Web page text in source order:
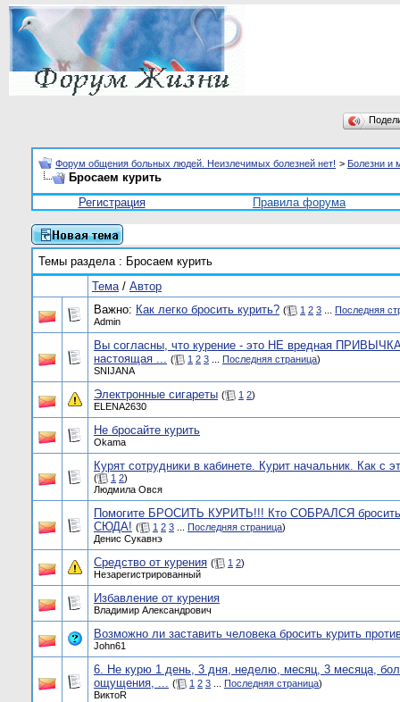
Форум общения больных людей. Неизлечимых болезней нет! > Болезни и
Бросаем курить
Регистрация
Правила форума
Темы раздела: Бросаем курить
Тема/ Автор
Важно: Как легко бросить курить? ( 1 2 3
Последняя
Admin
Вы согласны, что курение - это НЕ вредная
настоящая ... ( 1 2 3 Последняя страница)
SNIJANA
Электронные сигареты ( 1 2)
ELENA2630
Не бросайте курить
Okama
Курят сотрудники в кабинете. Курит начальник. Как с
( 1 2)
Людмила Овся
Помогите БРОСИТЬ КУРИТЬ!!! Кто СОБРАЛСЯ
СЮДА! ( 1 2 3 Последняя страница)
Денис Cукавнэ
Средство от курения ( 1 2)
Незарегистрированный
Избавление от курения
Владимир Александрович
Возможно ли заставить человека бросить курить
John61
6. Не курю 1 день, 3 дня, неделю, месяц, 3 месяца,
ощущения, ... ( 1 2 3 Последняя страница)
ВиктоR